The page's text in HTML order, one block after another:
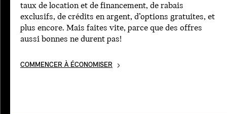
taux de location et de financement, de rabais
exclusifs, de crédits en argent, d’options gratuites, et
plus encore. Mais faites vite, parce que des offres
aussi bonnes ne durent pas!
COMMENCER À ÉCONOMISER